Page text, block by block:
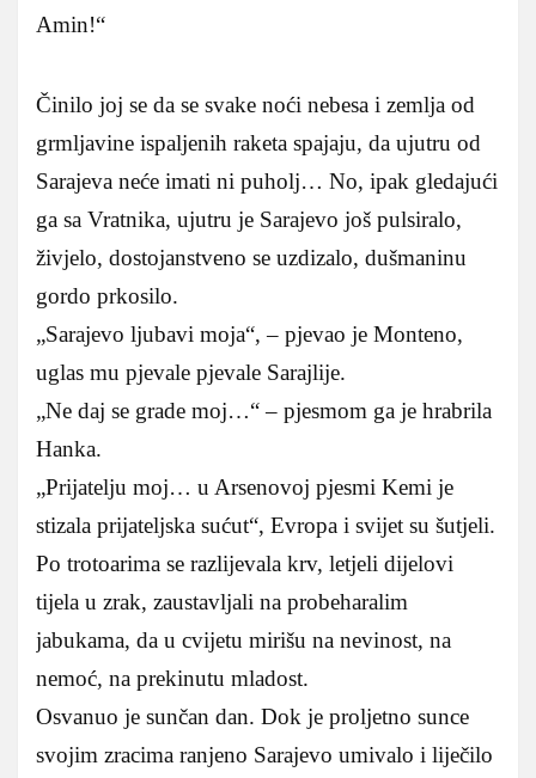
Amin!“
Činilo joj se da se svake noći nebesa i zemlja od
grmljavine ispaljenih raketa spajaju, da ujutru od
Sarajeva neće imati ni puholj… No, ipak gledajući
ga sa Vratnika, ujutru je Sarajevo još pulsiralo,
živjelo, dostojanstveno se uzdizalo, dušmaninu
gordo prkosilo.
„Sarajevo ljubavi moja“, – pjevao je Monteno,
uglas mu pjevale pjevale Sarajlije.
„Ne daj se grade moj…“ – pjesmom ga je hrabrila
Hanka.
„Prijatelju moj… u Arsenovoj pjesmi Kemi je
stizala prijateljska sućut“, Evropa i svijet su šutjeli.
Po trotoarima se razlijevala krv, letjeli dijelovi
tijela u zrak, zaustavljali na probeharalim
jabukama, da u cvijetu mirišu na nevinost, na
nemoć, na prekinutu mladost.
Osvanuo je sunčan dan. Dok je proljetno sunce
svojim zracima ranjeno Sarajevo umivalo i liječilo